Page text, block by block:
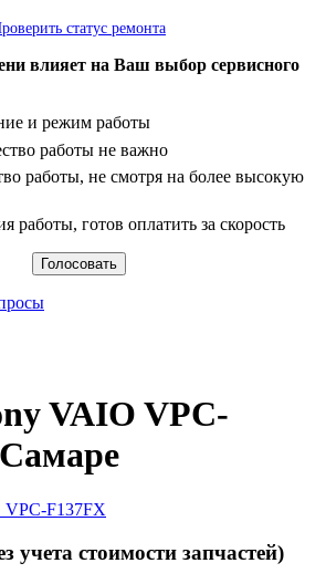
статус ремонта
влияет на Ваш выбор сервисного
и режим работы
работы не важно
работы, не смотря на более высокую
работы, готов оплатить за скорость
VAIO VPC-
учета стоимости запчастей)